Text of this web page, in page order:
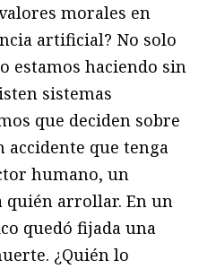
morales en
artificial? No solo
estamos haciendo sin
sistemas
que deciden sobre
accidente que tenga
humano, un
arrollar. En un
quedó fijada una
¿Quién lo